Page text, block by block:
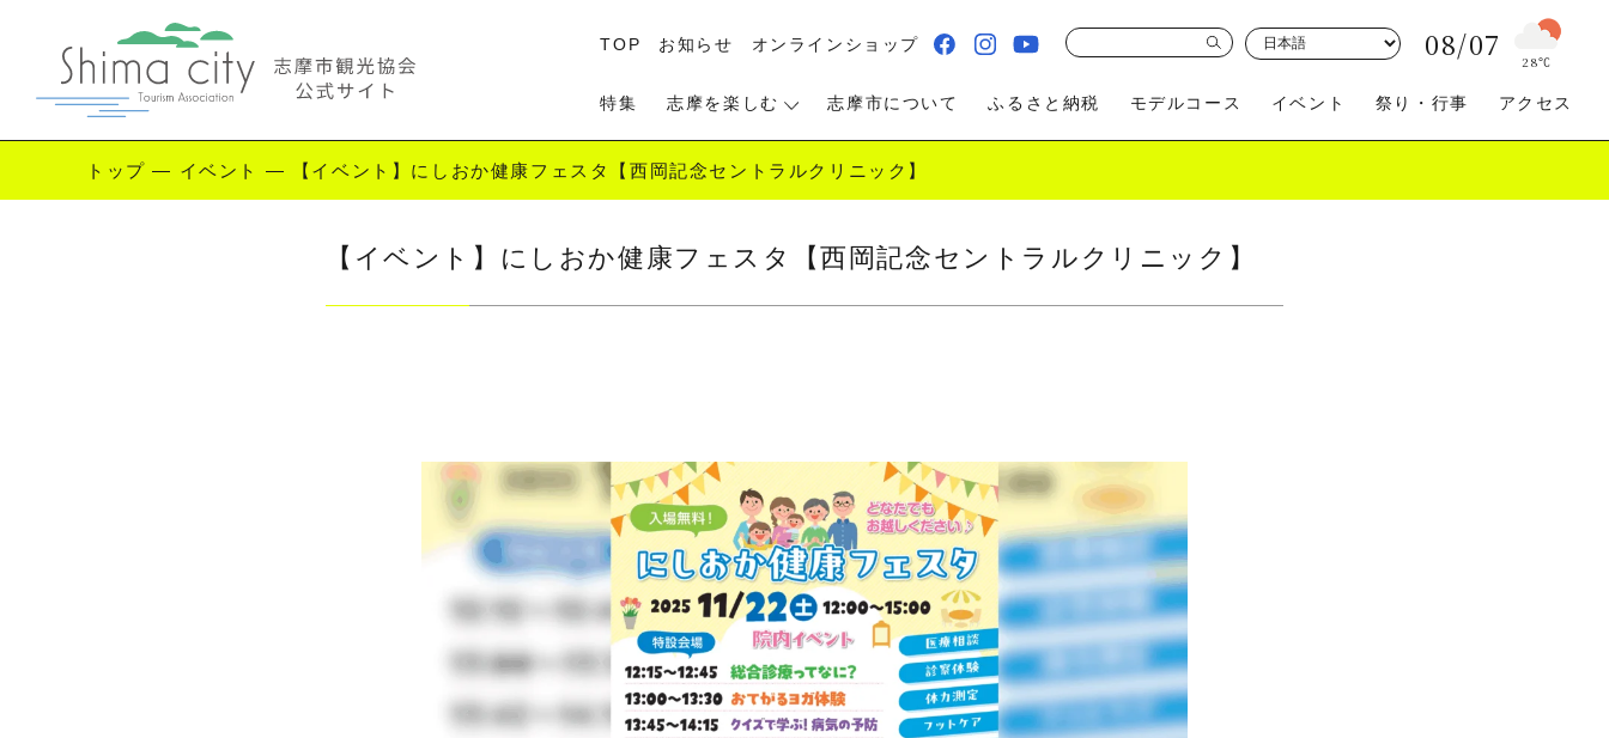
TOP お知らせ オンラインショップ 08/07 28℃
特集 志摩を楽しむ
Enjoy Shima
志摩市について ふるさと納税 モデルコース イベント 祭り・行事 アクセス
トップ — イベント — 【イベント】にしおか健康フェスタ【西岡記念セントラルクリニック】
【イベント】にしおか健康フェスタ【西岡記念セントラルクリニック】